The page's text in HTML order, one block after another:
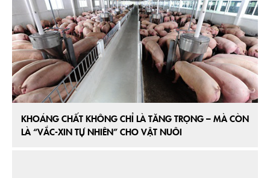
KHOÁNG CHẤT KHÔNG CHỈ LÀ TĂNG TRỌNG – MÀ CÒN
LÀ “VẮC-XIN TỰ NHIÊN” CHO VẬT NUÔI